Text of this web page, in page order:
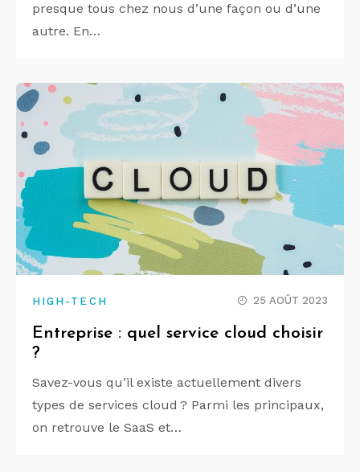
presque tous chez nous d’une façon ou d’une
autre. En…
HIGH-TECH 25 AOÛT 2023
Entreprise : quel service cloud choisir
?
Savez-vous qu’il existe actuellement divers
types de services cloud ? Parmi les principaux,
on retrouve le SaaS et…